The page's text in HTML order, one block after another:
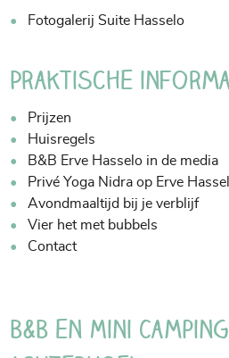
Fotogalerij Suite Hasselo
Praktische
Prijzen
Huisregels
B&B Erve Hasselo in de media
Privé Yoga Nidra op Erve
Avondmaaltijd bij je verblijf
Vier het met bubbels
Contact
B&B en Mini